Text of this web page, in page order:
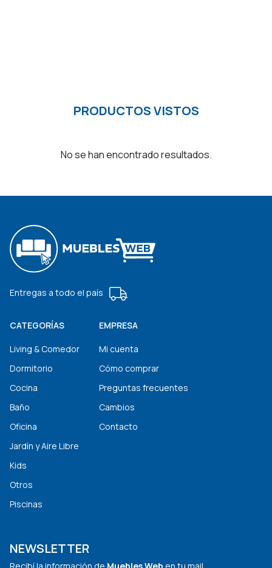
PRODUCTOS VISTOS
No se han encontrado resultados.
Entregas a todo el país
CATEGORÍAS
Living & Comedor
Dormitorio
Cocina
Baño
Oficina
Jardín y Aire Libre
Kids
Otros
Piscinas
EMPRESA
Mi cuenta
Cómo comprar
Preguntas frecuentes
Cambios
Contacto
NEWSLETTER